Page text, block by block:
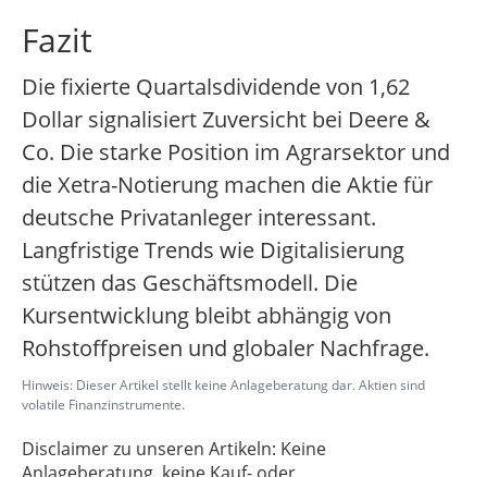
Fazit
Die fixierte Quartalsdividende von 1,62
Dollar signalisiert Zuversicht bei Deere &
Co. Die starke Position im Agrarsektor und
die Xetra-Notierung machen die Aktie für
deutsche Privatanleger interessant.
Langfristige Trends wie Digitalisierung
stützen das Geschäftsmodell. Die
Kursentwicklung bleibt abhängig von
Rohstoffpreisen und globaler Nachfrage.
Hinweis: Dieser Artikel stellt keine Anlageberatung dar. Aktien sind
volatile Finanzinstrumente.
Disclaimer zu unseren Artikeln: Keine